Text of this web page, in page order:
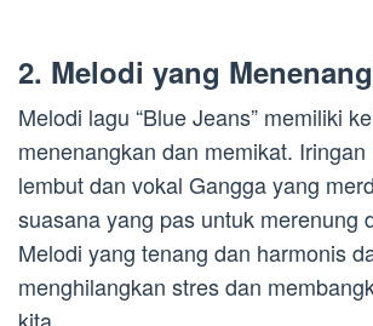
2. Melodi yang
Melodi lagu “Blue Jeans” memiliki
menenangkan dan memikat.
lembut dan vokal Gangga yang
suasana yang pas untuk merenung
Melodi yang tenang dan harmonis
menghilangkan stres dan